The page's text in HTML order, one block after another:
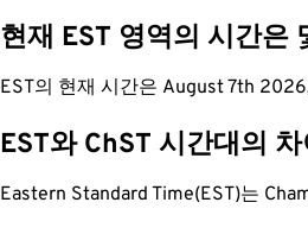
현재 EST 영역의 시간은
EST의 현재 시간은 August 7th
EST와 ChST 시간대의
Eastern Standard Time(EST)는